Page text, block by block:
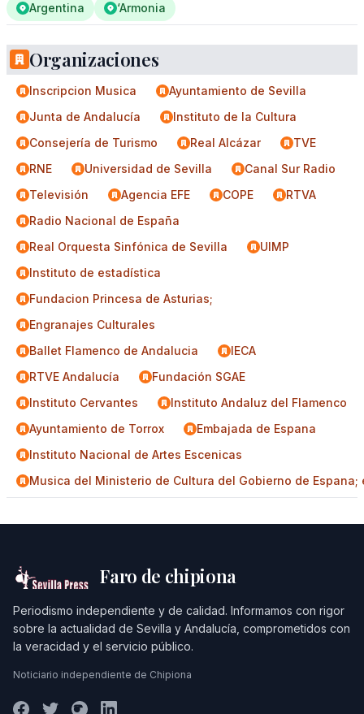
Argentina
‘Armonia
Organizaciones
Inscripcion Musica
Ayuntamiento de Sevilla
Junta de Andalucía
Instituto de la Cultura
Consejería de Turismo
Real Alcázar
TVE
RNE
Universidad de Sevilla
Canal Sur Radio
Televisión
Agencia EFE COPE
RTVA
Radio Nacional de España
Real Orquesta Sinfónica de Sevilla
UIMP
Instituto de estadística
Fundacion Princesa de Asturias;
Engranajes Culturales
Ballet Flamenco de Andalucia
IECA
RTVE Andalucía
Fundación SGAE
Instituto Cervantes
Instituto Andaluz del Flamenco
Ayuntamiento de Torrox
Embajada de Espana
Instituto Nacional de Artes Escenicas
Musica del Ministerio de Cultura del Gobierno de
Faro de chipiona
Periodismo independiente y de calidad. Informamos con rigor
sobre la actualidad de Sevilla y Andalucía, comprometidos con
la veracidad y el servicio público.
Noticiario independiente de Chipiona